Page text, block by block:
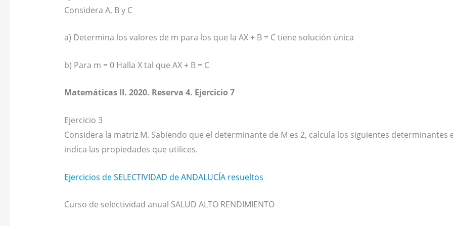
Considera A, B y C
a) Determina los valores de m para los que la AX + B = C tiene solución única
b) Para m = 0 Halla X tal que AX + B = C
Matemáticas II. 2020. Reserva 4. Ejercicio 7
Ejercicio 3
Considera la matriz M. Sabiendo que el determinante de M es 2, calcula los siguientes determinantes
indica las propiedades que utilices.
Ejercicios de SELECTIVIDAD de ANDALUCÍA resueltos
Curso de selectividad anual SALUD ALTO RENDIMIENTO